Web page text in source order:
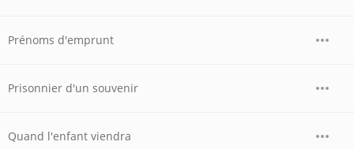
Prénoms d'emprunt
Prisonnier d'un souvenir
Quand l'enfant viendra